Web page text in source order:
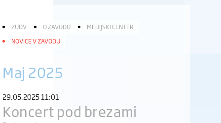
ZUDV O ZAVODU
MEDIJSKI CENTER
NOVICE V ZAVODU
Maj 2025
29.05.2025 11:01
Koncert pod brezami